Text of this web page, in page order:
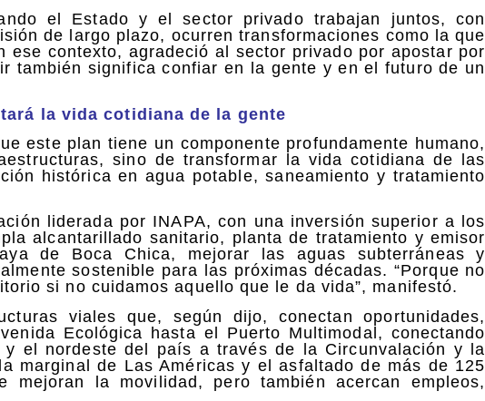
el Estado y el sector privado trabajan juntos, con
de largo plazo, ocurren transformaciones como la que
ese contexto, agradeció al sector privado por apostar por
también significa confiar en la gente y en el futuro de un
la vida cotidiana de la gente
este plan tiene un componente profundamente humano,
sino de transformar la vida cotidiana de las
histórica en agua potable, saneamiento y tratamiento
liderada por INAPA, con una inversión superior a los
alcantarillado sanitario, planta de tratamiento y emisor
de Boca Chica, mejorar las aguas subterráneas y
sostenible para las próximas décadas. “Porque no
si no cuidamos aquello que le da vida”, manifestó.
viales que, según dijo, conectan oportunidades,
Ecológica hasta el Puerto Multimodal, conectando
el nordeste del país a través de la Circunvalación y la
marginal de Las Américas y el asfaltado de más de 125
mejoran la movilidad, pero también acercan empleos,